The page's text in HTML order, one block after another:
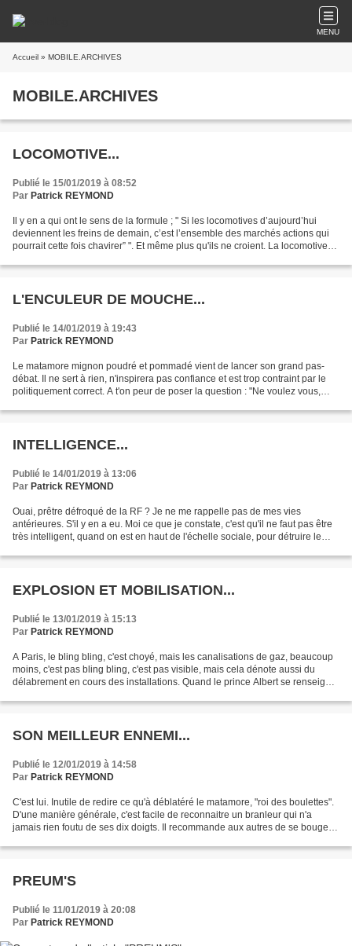
MENU
Accueil » MOBILE.ARCHIVES
MOBILE.ARCHIVES
LOCOMOTIVE...
Publié le 15/01/2019 à 08:52
Par Patrick REYMOND
Il y en a qui ont le sens de la formule ; " Si les locomotives d’aujourd’hui
deviennent les freins de demain, c’est l’ensemble des marchés actions qui
pourrait cette fois chavirer” ". Et même plus qu'ils ne croient. La locomotive
L'ENCULEUR DE MOUCHE...
Publié le 14/01/2019 à 19:43
Par Patrick REYMOND
Le matamore mignon poudré et pommadé vient de lancer son grand pas-
débat. Il ne sert à rien, n'inspirera pas confiance et est trop contraint par le
politiquement correct. A t'on peur de poser la question : "Ne voulez vous,
INTELLIGENCE...
Publié le 14/01/2019 à 13:06
Par Patrick REYMOND
Ouai, prêtre défroqué de la RF ? Je ne me rappelle pas de mes vies
antérieures. S'il y en a eu. Moi ce que je constate, c'est qu'il ne faut pas être
très intelligent, quand on est en haut de l'échelle sociale, pour détruire le
EXPLOSION ET MOBILISATION...
Publié le 13/01/2019 à 15:13
Par Patrick REYMOND
A Paris, le bling bling, c'est choyé, mais les canalisations de gaz, beaucoup
moins, c'est pas bling bling, c'est pas visible, mais cela dénote aussi du
délabrement en cours des installations. Quand le prince Albert se renseigna
SON MEILLEUR ENNEMI...
Publié le 12/01/2019 à 14:58
Par Patrick REYMOND
C'est lui. Inutile de redire ce qu'à déblatéré le matamore, "roi des boulettes".
D'une manière générale, c'est facile de reconnaitre un branleur qui n'a
jamais rien foutu de ses dix doigts. Il recommande aux autres de se bouger.
PREUM'S
Publié le 11/01/2019 à 20:08
Par Patrick REYMOND